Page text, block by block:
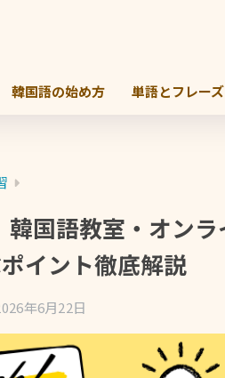
韓国語の始め方 単語とフレーズ
韓国語教室・オン
イント徹底解説
年6月22日